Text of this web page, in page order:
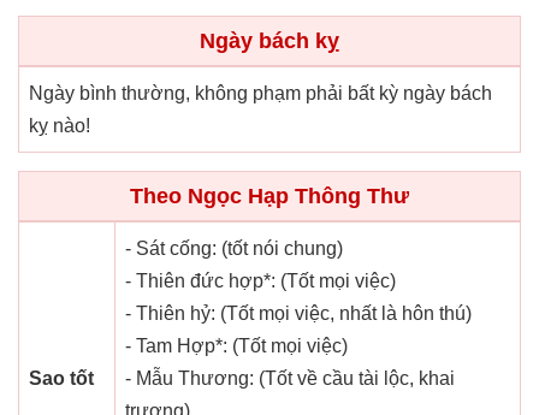
Ngày bách kỵ
Ngày bình thường, không phạm phải bất kỳ ngày bách
kỵ nào!
Theo Ngọc Hạp Thông Thư
Sao tốt
- Sát cống: (tốt nói chung)
- Thiên đức hợp*: (Tốt mọi việc)
- Thiên hỷ: (Tốt mọi việc, nhất là hôn thú)
- Tam Hợp*: (Tốt mọi việc)
- Mẫu Thương: (Tốt về cầu tài lộc, khai